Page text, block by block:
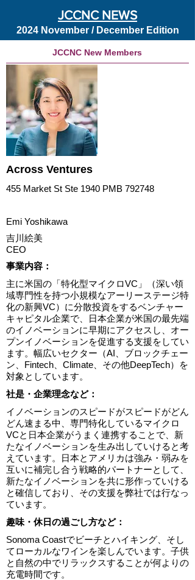
JCCNC NEWS
2024 November / December Edition
JCCNC New Members
Across Ventures
455 Market St Ste 1940 PMB 792748
Emi Yoshikawa
吉川絵美
CEO
​事業内容：
主に米国の「特化型マイクロVC」（深い領
域専門性を持つ小規模なアーリーステージ特
化の新興VC）に分散投資をするベンチャー
キャピタル企業で、日本企業が米国の最先端
のイノベーションに早期にアクセスし、オー
プンイノベーションを促進する支援をしてい
ます。幅広いセクター（AI、ブロックチェー
ン、Fintech、Climate、その他DeepTech）を
対象としています。
​社是・企業理念など：
イノベーションのスピードがスピードがどん
どん速まる中、専門特化しているマイクロ
VCと日本企業がうまく連携することで、新
たなイノベーションを生み出していけると考
えています。日本とアメリカは強み・弱みを
互いに補完し合う戦略的パートナーとして、
新たなイノベーションを共に形作っていける
と確信しており、その支援を弊社では行なっ
ています。
趣味・休日の過ごし方など：
Sonoma Coastでビーチとハイキング、そし
てローカルなワインを楽しんでいます。子供
と自然の中でリラックスすることが何よりの
充電時間です。